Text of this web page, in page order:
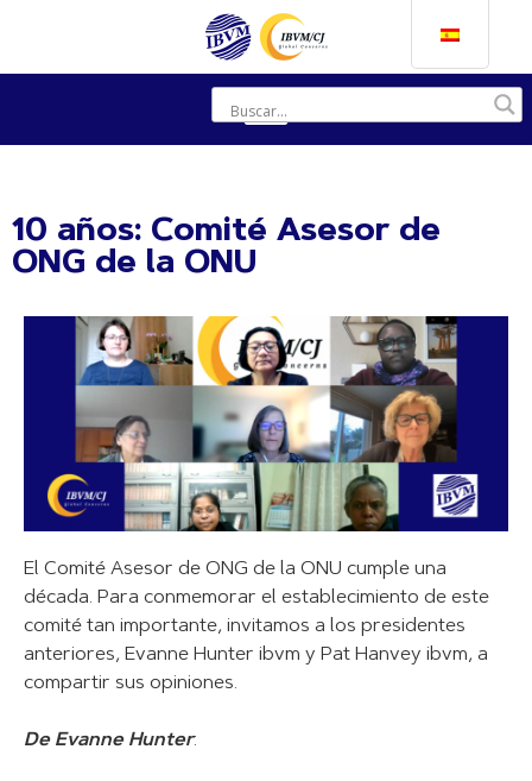
10 años: Comité Asesor de
ONG de la ONU
El Comité Asesor de ONG de la ONU cumple una
década. Para conmemorar el establecimiento de este
comité tan importante, invitamos a los presidentes
anteriores, Evanne Hunter ibvm y Pat Hanvey ibvm, a
compartir sus opiniones.
De Evanne Hunter: